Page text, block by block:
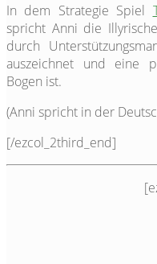
In dem Strategie Spiel
spricht Anni die
durch
auszeichnet und eine
Bogen ist.
(Anni spricht in der
[/ezcol_2third_end]